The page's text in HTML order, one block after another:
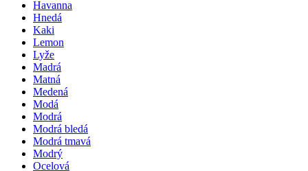
Havanna
Hnedá
Kaki
Lemon
Lyže
Madrá
Matná
Medená
Modá
Modrá
Modrá bledá
Modrá tmavá
Modrý
Ocelová